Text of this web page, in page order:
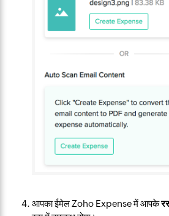
आपका ईमेल Zoho Expense में आपके